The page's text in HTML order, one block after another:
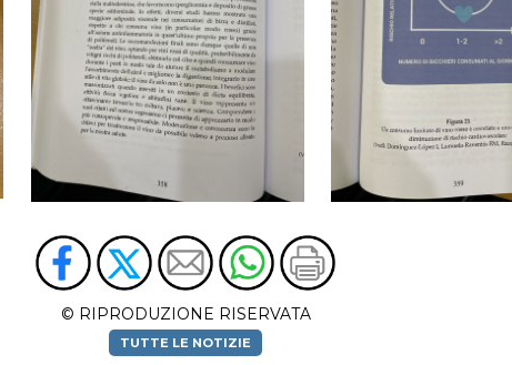
© RIPRODUZIONE RISERVATA
TUTTE LE NOTIZIE